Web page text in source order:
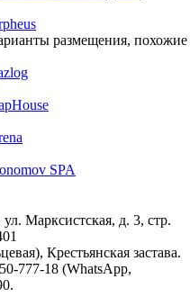
размещения,
SPA
Марксистская, д. 3, стр.
Крестьянская застава.
777-18 (WhatsApp,